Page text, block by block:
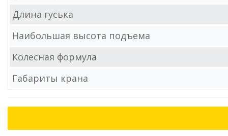
Длина гуська
Наибольшая высота подъема
Колесная формула
Габариты крана